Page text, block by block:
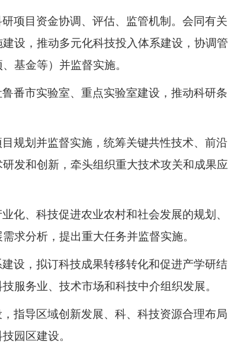
项目资金协调、评估、监管机制。会同有关
设，推动多元化科技投入体系建设 ，协调管
基金等）并监督实施。
番市实验室、重点实验室建设，推动科研条
规划并监督实施，统筹关键共性技术、前沿
发和创新，牵头组织重大技术攻关和成果应
化、科技促进农业农村和社会发展的规划、
求分析，提出重大任务并监督实施。
设，拟订科技成果转移转化和促进产学研结
服务业、技术市场和科技中介组织发展。
指导区域创新发展、科、科技资源合理布局
园区建设。